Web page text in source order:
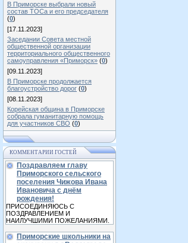
В Приморске выбрали новый
состав ТОСа и его председателя
(0)
[17.11.2023]
Заседании Совета местной
общественной организации
территориального общественного
самоуправления «Приморск» (0)
[09.11.2023]
В Приморске продолжается
благоустройство дорог (0)
[08.11.2023]
Корейская община в Приморске
собрала гуманитарную помощь
для участников СВО (0)
КОММЕНТАРИИ ГОСТЕЙ
Поздравляем главу
Приморского сельского
поселения Чижова Ивана
Ивановича с днём
рождения!
ПРИСОЕДИНЯЮСЬ С
ПОЗДРАВЛЕНИЕМ И
НАИЛУЧШИМИ ПОЖЕЛАНИЯМИ.
Приморские школьники на